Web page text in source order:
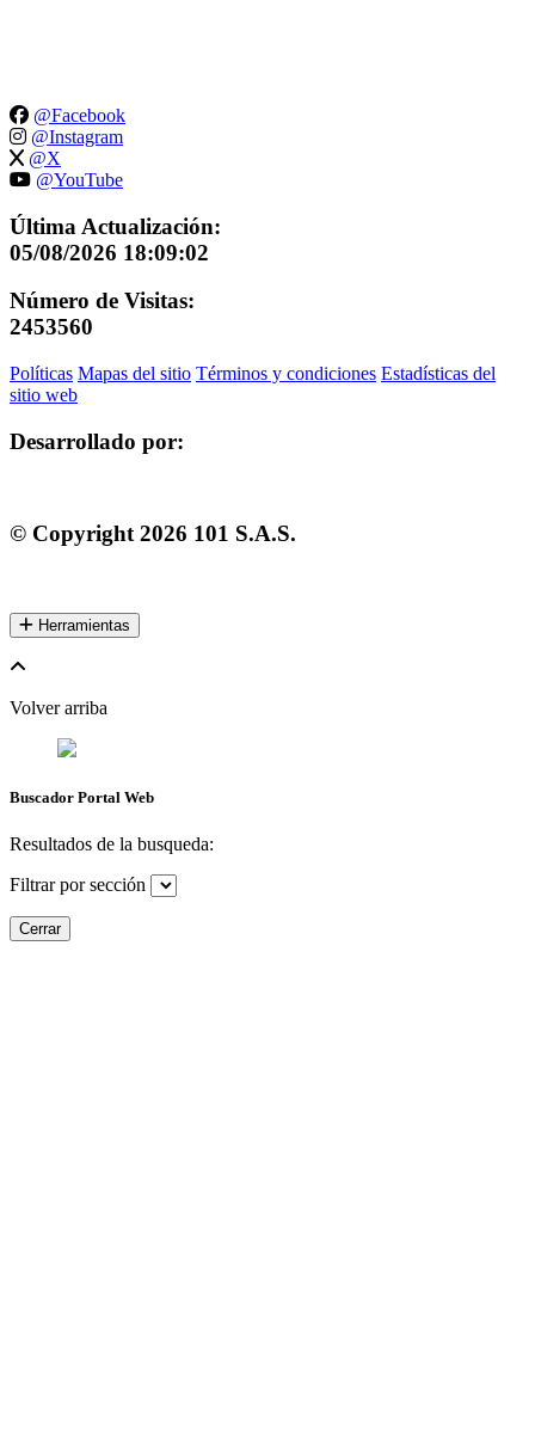
@Facebook
@Instagram
@X
@YouTube
Última Actualización:
05/08/2026 18:09:02
Número de Visitas:
2453560
Políticas Mapas del sitio Términos y condiciones Estadísticas del
sitio web
Desarrollado por:
© Copyright2026 101 S.A.S.
Herramientas
Volver arriba
Buscador Portal Web
Resultados de la busqueda:
Filtrar por sección
Cerrar